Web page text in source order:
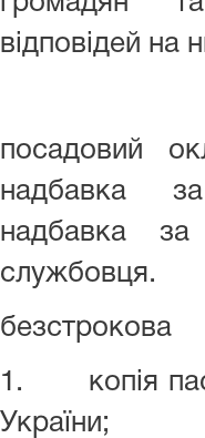
відповідей на
посадовий
надбавка
надбавка
службовця.
безстрокова
1. копія
України;